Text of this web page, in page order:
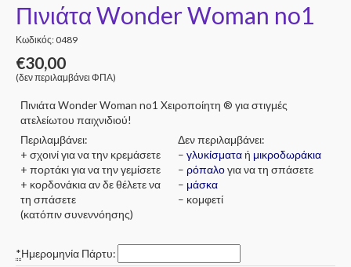
Πινιάτα Wonder Woman no1
Κωδικός: 0489
€30,00
(δεν περιλαμβάνει ΦΠΑ)
Πινιάτα Wonder Woman no1 Xειροποίητη ® για στιγμές
ατελείωτου παιχνιδιού!
Περιλαμβάνει:
+ σχοινί για να την κρεμάσετε
+ πορτάκι για να την γεμίσετε
+ κορδονάκια αν δε θέλετε να
τη σπάσετε
(κατόπιν συνεννόησης)
Δεν περιλαμβάνει:
– γλυκίσματαή μικροδωράκια
– ρόπαλογια να τη σπάσετε
– μάσκα
– κομφετί
*Ημερομηνία Πάρτυ: